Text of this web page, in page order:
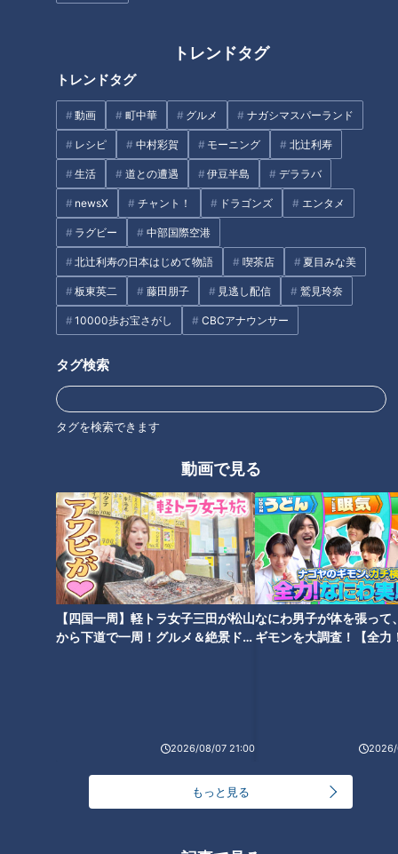
トレンドタグ
トレンドタグ
動画 町中華 グルメ ナガシマスパーランド
レシピ 中村彩賀 モーニング 北辻利寿
生活 道との遭遇 伊豆半島 デララバ
newsX チャント！ ドラゴンズ エンタメ
ラグビー 中部国際空港
北辻利寿の日本はじめて物語 喫茶店 夏目みな美
板東英二 藤田朋子 見逃し配信 鷲見玲奈
10000歩お宝さがし CBCアナウンサー
タグ検索
タグを検索できます
動画で見る
【四国一周】軽トラ女子三田が松山
から下道で一周！グルメ＆絶景ドラ
2026/08/07 21:00
なにわ男子が体を張って
ギモンを大調査！【全力
2026/
もっと見る
また来季への戦力補充に、ドラフトでは誰を獲得するのか？フ
ァンの思い、視線はすべてそれらに向けられていると言っても
過言ではない。
10月11日に行われるドラフト会議まで、あと3週間。サンドラ
は先週紹介した愛工大名電高の寺嶋、田村両投手に続き、地元
有力高校生を一挙紹介する！
ドラ1高橋宏を超える逸材
「サンデードラゴンズ」(C)CBCテレビ
まずは中京大中京高・畔柳亨丞投手。177センチ、86キロ、右
投右打。上背はそれほどないものの、躍動感あふれるフォーム
から放たれる最速152キロのストレートは威力抜群！カーブ、
チェンジアップを効果的に用いて、春の選抜では4試合3勝0